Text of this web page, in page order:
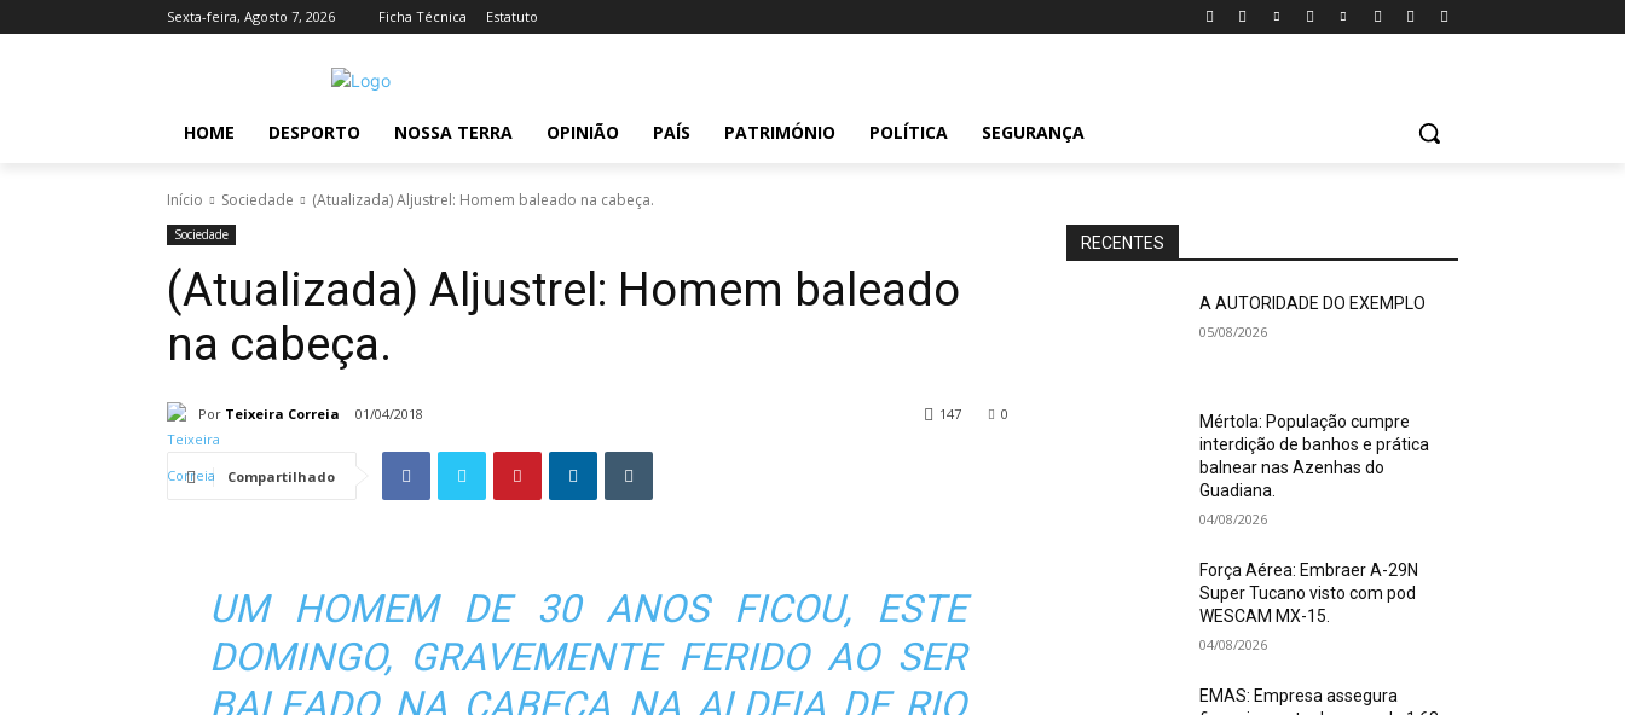
Sexta-feira, Agosto 7, 2026 Ficha Técnica Estatuto
HOME DESPORTO NOSSA TERRA OPINIÃO PAÍS PATRIMÓNIO POLÍTICA SEGURANÇA
Início Sociedade (Atualizada) Aljustrel: Homem baleado na cabeça.
Sociedade
(Atualizada) Aljustrel: Homem baleado
na cabeça.
Por Teixeira Correia 01/04/2018 0
147
Compartilhado
UM HOMEM DE 30 ANOS FICOU, ESTE
DOMINGO, GRAVEMENTE FERIDO AO SER
BALEADO NA CABEÇA NA ALDEIA DE RIO
RECENTES
A AUTORIDADE DO EXEMPLO
05/08/2026
Mértola: População cumpre
interdição de banhos e prática
balnear nas Azenhas do
Guadiana.
04/08/2026
Força Aérea: Embraer A-29N
Super Tucano visto com pod
WESCAM MX-15.
04/08/2026
EMAS: Empresa assegura